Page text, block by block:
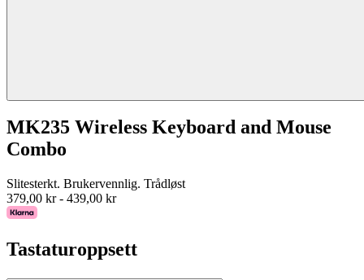
MK235 Wireless Keyboard and Mouse
Combo
Slitesterkt. Brukervennlig. Trådløst
379,00 kr- 439,00 kr
Tastaturoppsett